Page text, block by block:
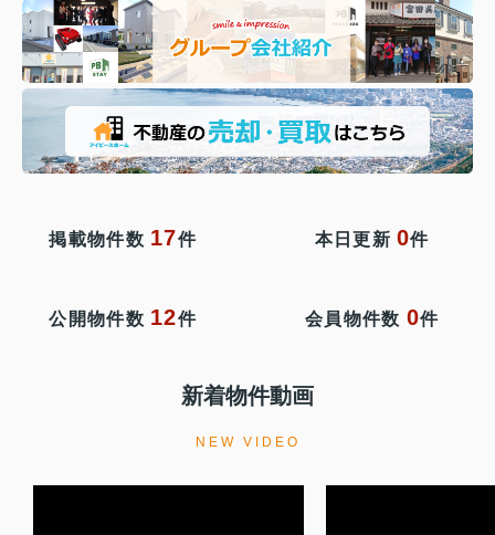
掲載物件数 17件 本日更新0件
公開物件数 12件 会員物件数 0件
新着物件動画
NEW VIDEO